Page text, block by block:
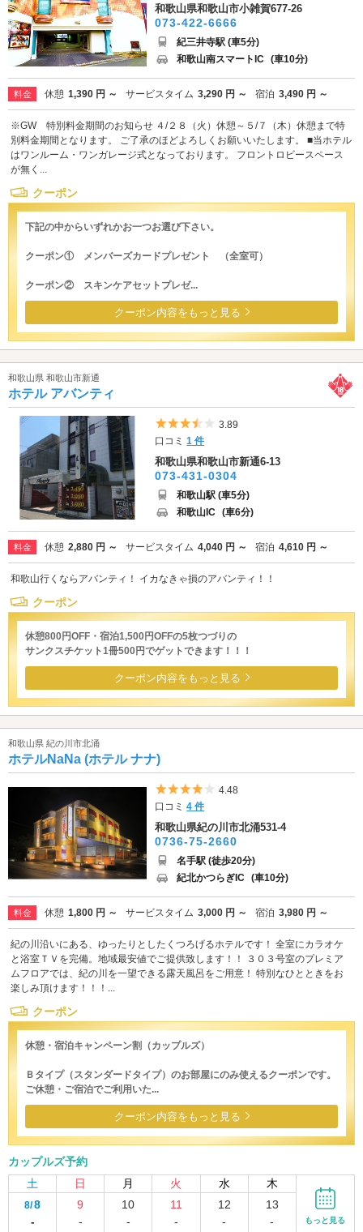
和歌山県和歌山市小雑賀677-26
073-422-6666
紀三井寺駅 (車5分)
和歌山南スマートIC (車10分)
料金 休憩 1,390 円 ～ サービスタイム 3,290 円 ～ 宿泊 3,490 円 ～
※GW 特別料金期間のお知らせ ４/２８（火）休憩～５/７（木）休憩まで特
別料金期間となります。 ご了承のほどよろしくお願いいたします。 ■当ホテル
はワンルーム・ワンガレージ式となっております。 フロントロビースペース
が無く...
クーポン
下記の中からいずれかお一つお選び下さい。
クーポン① メンバーズカードプレゼント （全室可）
クーポン② スキンケアセットプレゼ...
クーポン内容をもっと見る
和歌山県 和歌山市新通
ホテル アバンティ
5つ星のうち3.5
3.89
口コミ1 件
和歌山県和歌山市新通6-13
073-431-0304
和歌山駅 (車5分)
和歌山IC (車6分)
料金 休憩 2,880 円 ～ サービスタイム 4,040 円 ～ 宿泊 4,610 円 ～
和歌山行くならアバンティ！ イカなきゃ損のアバンティ！！
クーポン
休憩800円OFF・宿泊1,500円OFFの5枚つづりの
サンクスチケット1冊500円でゲットできます！！！
クーポン内容をもっと見る
和歌山県 紀の川市北涌
ホテルNaNa (ホテル ナナ)
5つ星のうち4
4.48
口コミ4 件
和歌山県紀の川市北涌531-4
0736-75-2660
名手駅 (徒歩20分)
紀北かつらぎIC (車10分)
料金 休憩 1,800 円 ～ サービスタイム 3,000 円 ～ 宿泊 3,980 円 ～
紀の川沿いにある、ゆったりとしたくつろげるホテルです！ 全室にカラオケ
と浴室ＴＶを完備。地域最安値でご提供致します！！ ３０３号室のプレミア
ムフロアでは、紀の川を一望できる露天風呂をご用意！ 特別なひとときをお
楽しみ頂けます！！！...
クーポン
休憩・宿泊キャンペーン割（カップルズ）
Ｂタイプ（スタンダードタイプ）のお部屋にのみ使えるクーポンです。
ご休憩・ご宿泊でご利用いた...
クーポン内容をもっと見る
カップルズ予約
土
日 月 火 水 木
8/8
-
9
-
10
-
11
-
12
-
13
-
もっと見る